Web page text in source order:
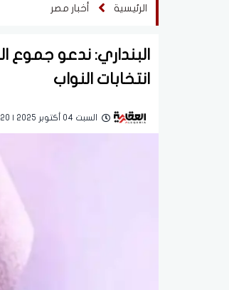
الرئيسية أخبار مصر
البنداري: ندعو
انتخابات النواب
السبت 04 أكتوبر 2025 | 09:20 مساءً